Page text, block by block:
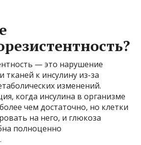
— это нарушение
тканей к инсулину из-за
изменений.
когда инсулина в организме
чем достаточно, но клетки
на него, и глюкоза
полноценно